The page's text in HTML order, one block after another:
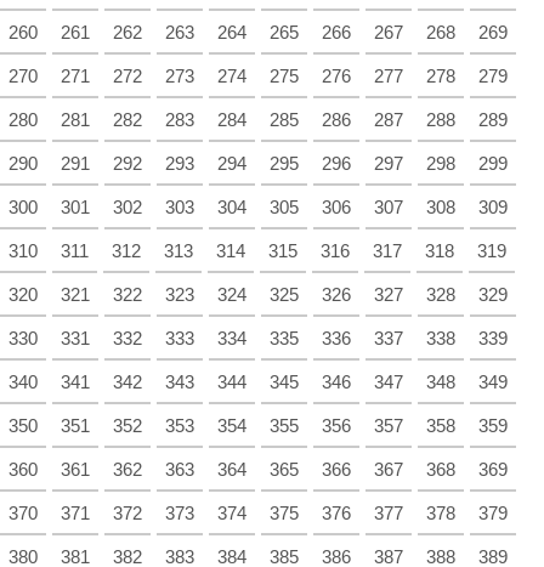
260 261 262 263 264 265 266 267 268 269
270 271 272 273 274 275 276 277 278 279
280 281 282 283 284 285 286 287 288 289
290 291 292 293 294 295 296 297 298 299
300 301 302 303 304 305 306 307 308 309
310 311 312 313 314 315 316 317 318 319
320 321 322 323 324 325 326 327 328 329
330 331 332 333 334 335 336 337 338 339
340 341 342 343 344 345 346 347 348 349
350 351 352 353 354 355 356 357 358 359
360 361 362 363 364 365 366 367 368 369
370 371 372 373 374 375 376 377 378 379
380 381 382 383 384 385 386 387 388 389